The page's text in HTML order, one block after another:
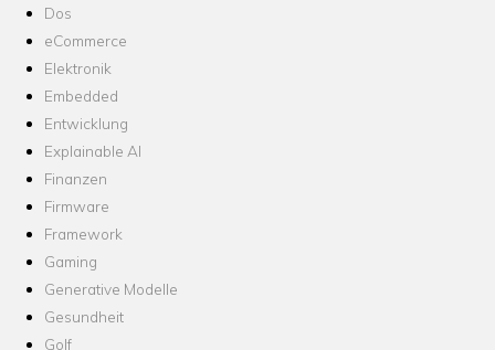
Dos
eCommerce
Elektronik
Embedded
Entwicklung
Explainable AI
Finanzen
Firmware
Framework
Gaming
Generative Modelle
Gesundheit
Golf